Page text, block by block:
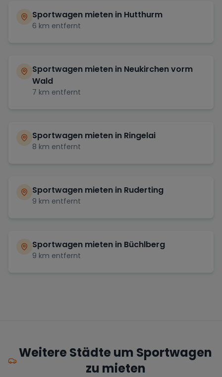
Sportwagen mieten in Hutthurm
6 km entfernt
Sportwagen mieten in Neukirchen vorm
Wald
7 km entfernt
Sportwagen mieten in Ringelai
8 km entfernt
Sportwagen mieten in Ruderting
9 km entfernt
Sportwagen mieten in Büchlberg
9 km entfernt
Weitere Städte um Sportwagen
zu mieten